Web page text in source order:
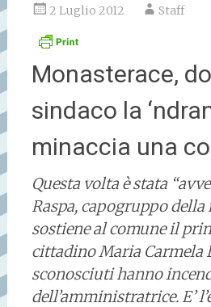
2 Luglio 2012 Staff
Monasterace,
sindaco la
minaccia una
Questa volta è stata
Raspa, capogruppo
sostiene al comune il
cittadino Maria Carmela
sconosciuti hanno
dell’amministratrice. E’